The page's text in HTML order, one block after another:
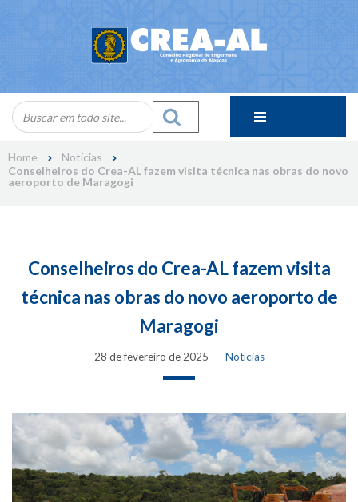
Home
Notícias
Conselheiros do Crea-AL fazem visita técnica nas obras do novo
aeroporto de Maragogi
Conselheiros do Crea-AL fazem visita
técnica nas obras do novo aeroporto de
Maragogi
28 de fevereiro de 2025 Notícias